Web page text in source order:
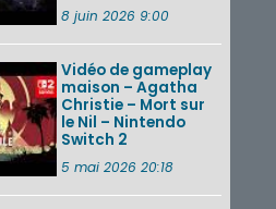
8 juin 2026 9:00
Vidéo de gameplay
maison – Agatha
Christie – Mort sur
le Nil – Nintendo
Switch 2
5 mai 2026 20:18